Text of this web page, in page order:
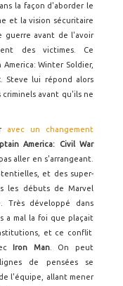
la façon d'aborder le
et la vision sécuritaire
guerre avant de l'avoir
des victimes. Ce
Winter Soldier,
. Steve lui répond alors
avant qu'ils ne
avec un changement
America: Civil War
aller en s'arrangeant.
et des super-
les débuts de Marvel
Très développé dans
a mal la foi que plaçait
et ce conflit
Iron Man. On peut
de pensées se
l'équipe, allant mener